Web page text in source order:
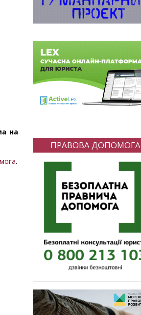
на
.
ПРАВОВА ДОПОМОГА